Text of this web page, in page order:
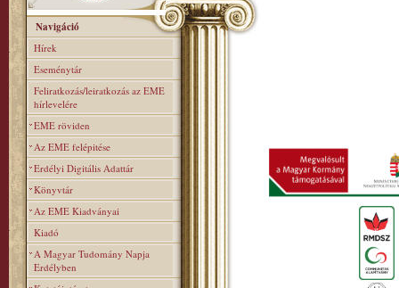
Navigáció
Hírek
Eseménytár
Feliratkozás/leiratkozás az EME
hírlevelére
EME röviden
Az EME felépitése
Erdélyi Digitális Adattár
Könyvtár
Az EME Kiadványai
Kiadó
A Magyar Tudomány Napja
Erdélyben